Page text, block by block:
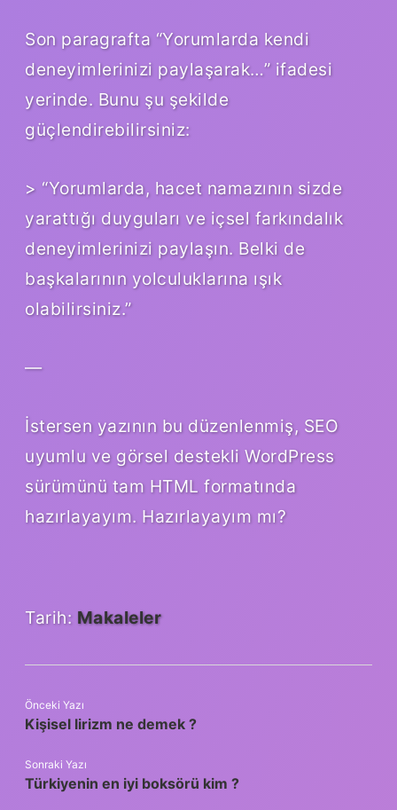
Son paragrafta “Yorumlarda kendi
deneyimlerinizi paylaşarak…” ifadesi
yerinde. Bunu şu şekilde
güçlendirebilirsiniz:
> “Yorumlarda, hacet namazının sizde
yarattığı duyguları ve içsel farkındalık
deneyimlerinizi paylaşın. Belki de
başkalarının yolculuklarına ışık
olabilirsiniz.”
—
İstersen yazının bu düzenlenmiş, SEO
uyumlu ve görsel destekli WordPress
sürümünü tam HTML formatında
hazırlayayım. Hazırlayayım mı?
Tarih: Makaleler
Önceki Yazı
Kişisel lirizm ne demek ?
Sonraki Yazı
Türkiyenin en iyi boksörü kim ?